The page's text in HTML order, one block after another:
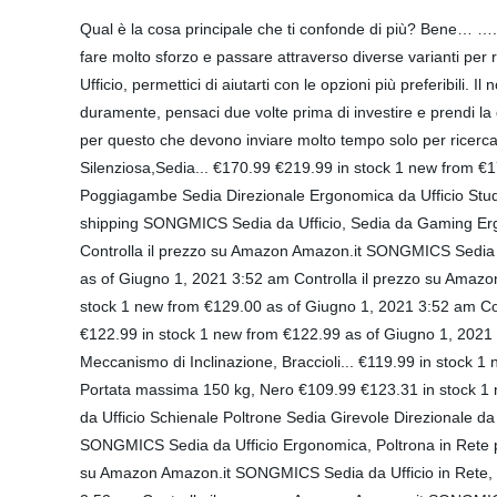
Qual è la cosa principale che ti confonde di più? Bene… ….. Fammi indovinare… ….. È un processo di acquisto, giusto? Acquistare un nuovo Poltrone Da Ufficio non è così facile. Bisogna fare molto sforzo e passare attraverso diverse varianti per raggiungere l’obiettivo finale. Se al momento non vedi l’ora di avere una consulenza esperta sull’acquisto del miglior Poltrone Da Ufficio, permettici di aiutarti con le opzioni più preferibili. Il nostro team di esperti ha estratto la Poltrone Da Ufficio 2023 più votata disponibile sul mercato. Non rischiare i tuoi soldi guadagnati duramente, pensaci due volte prima di investire e prendi la decisione